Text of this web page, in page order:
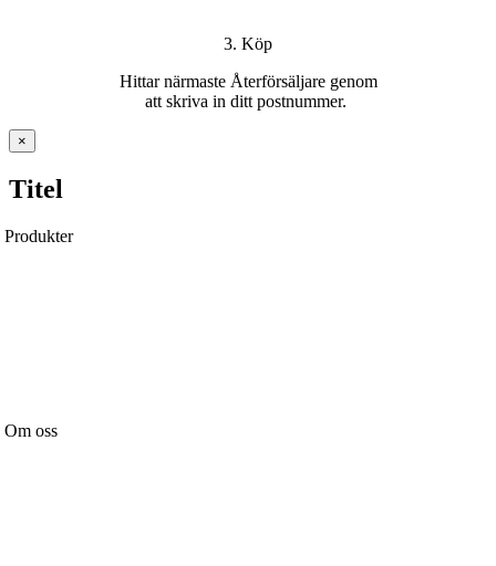
3. Köp
Hittarnärmaste Återförsäljare genom
att skriva in ditt postnummer.
Stäng
snabbvy
produkten
×
Titel
Produkter
Om oss